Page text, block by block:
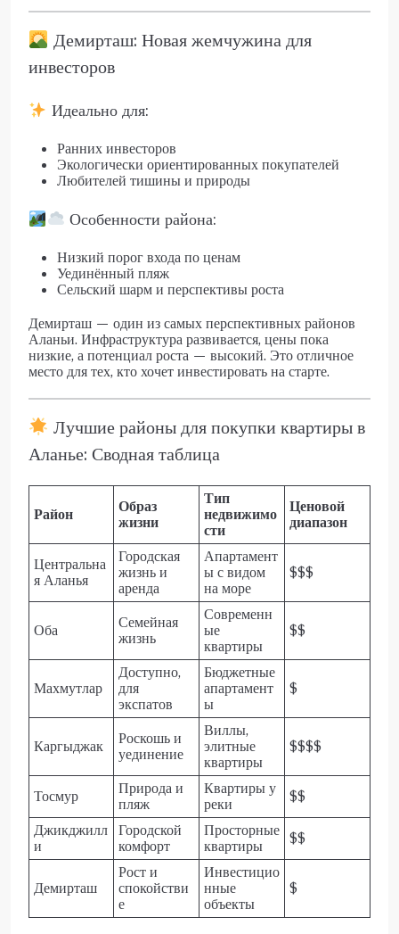
Демирташ: Новая жемчужина для
инвесторов
Идеально для:
Ранних инвесторов
Экологически ориентированных покупателей
Любителей тишины и природы
Особенности района:
Низкий порог входа по ценам
Уединённый пляж
Сельский шарм и перспективы роста
Демирташ — один из самых перспективных районов
Аланьи. Инфраструктура развивается, цены пока
низкие, а потенциал роста — высокий. Это отличное
место для тех, кто хочет инвестировать на старте.
Лучшие районы для покупки квартиры в
Аланье: Сводная таблица
Район
Образ
жизни
Тип
недвижимо
сти
Ценовой
диапазон
Центральна
я Аланья
Городская
жизнь и
аренда
Апартамент
ы с видом
на море
$$$
Оба
Семейная
жизнь
Современн
ые
квартиры
$$
Махмутлар
Доступно,
для
экспатов
Бюджетные
апартамент
ы
$
Каргыджак
Роскошь и
уединение
Виллы,
элитные
квартиры
$$$$
Тосмур
Природа и
пляж
Квартиры у
реки
$$
Джикджилл
и
Городской
комфорт
Просторные
квартиры
$$
Демирташ
Рост и
спокойстви
е
Инвестицио
нные
объекты
$